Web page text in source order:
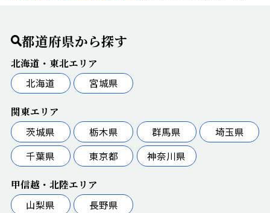
都道府県から探す
北海道・東北エリア
北海道
宮城県
関東エリア
茨城県
栃木県 群馬県
埼玉県
千葉県
東京都 神奈川県
甲信越・北陸エリア
山梨県
長野県